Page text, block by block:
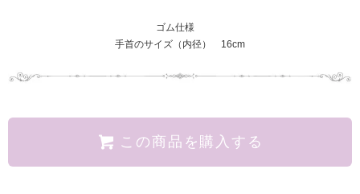
ゴム仕様
手首のサイズ（内径） 16cm
この商品を購入する